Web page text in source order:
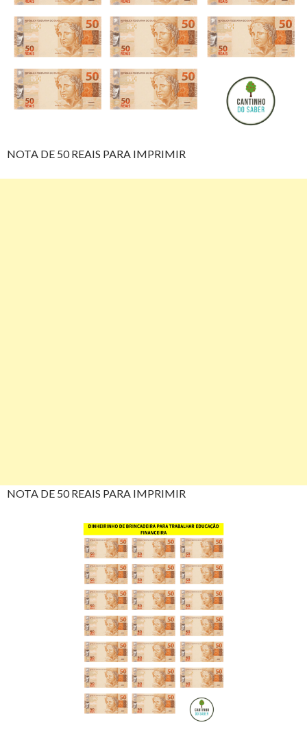
NOTA DE 50 REAIS PARA IMPRIMIR
NOTA DE 50 REAIS PARA IMPRIMIR